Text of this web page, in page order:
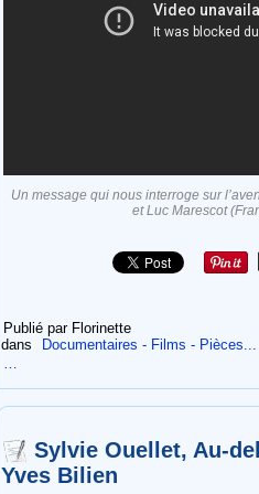
Un message qui nous interroge sur
et Luc Marescot
Publié par Florinette
dans
Documentaires - Films - Pièces...
Sylvie Ouellet, Au-
Yves Bilien